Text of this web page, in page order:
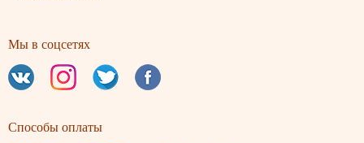
Мы в соцсетях
Способы оплаты